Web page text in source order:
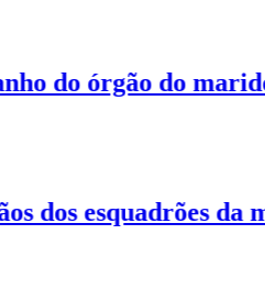
do órgão do marido
esquadrões da